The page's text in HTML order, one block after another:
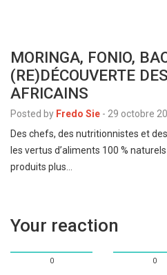
MORINGA, FONIO,
(RE)DÉCOUVERTE
AFRICAINS
Posted by Fredo Sie - 29 octobre
Des chefs, des nutritionnistes et
les vertus d’aliments 100 %
produits plus…
Your reaction
0 0